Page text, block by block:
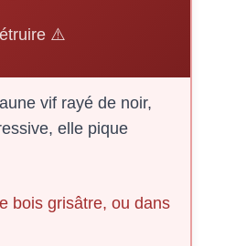
⚠️
vif rayé de noir,
elle pique
bois grisâtre, ou dans